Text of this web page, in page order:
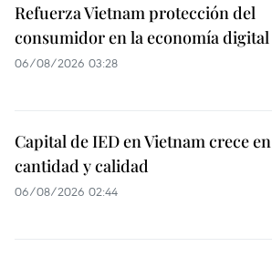
Refuerza Vietnam protección del
consumidor en la economía digital
06/08/2026 03:28
Capital de IED en Vietnam crece en
cantidad y calidad
06/08/2026 02:44